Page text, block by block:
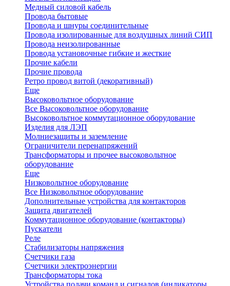
Медный силовой кабель
Провода бытовые
Провода и шнуры соединительные
Провода изолированные для воздушных линий СИП
Провода неизолированные
Провода установочные гибкие и жесткие
Прочие кабели
Прочие провода
Ретро провод витой (декоративный)
Еще
Высоковольтное оборудование
Все Высоковольтное оборудование
Высоковольтное коммутационное оборудование
Изделия для ЛЭП
Молниезащиты и заземление
Ограничители перенапряжений
Трансформаторы и прочее высоковольтное
оборудование
Еще
Низковольтное оборудование
Все Низковольтное оборудование
Дополнительные устройства для контакторов
Защита двигателей
Коммутационное оборудование (контакторы)
Пускатели
Реле
Стабилизаторы напряжения
Счетчики газа
Счетчики электроэнергии
Трансформаторы тока
Устройства подачи команд и сигналов (индикаторы,